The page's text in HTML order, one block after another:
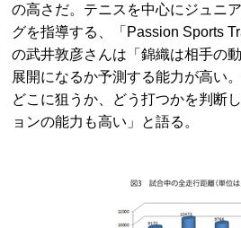
の高さだ。テニスを中心にジュニ
グを指導する、「Passion Sports
の武井敦彦さんは「錦織は相手の
展開になるか予測する能力が高い
どこに狙うか、どう打つかを判断
ョンの能力も高い」と語る。